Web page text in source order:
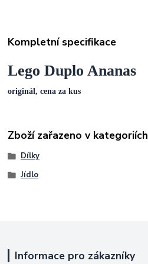
Kompletní specifikace
Lego Duplo Ananas
originál, cena za kus
Zboží zařazeno v kategoriích
Dílky
Jídlo
Informace pro zákazníky